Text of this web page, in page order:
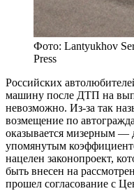
Фото: Lantyukhov
Press
Российских
машину после ДТП на
невозможно. Из-за так
возмещение по
оказывается мизерным —
упомянутым
нацелен законопроект,
быть внесен на
прошел согласование с